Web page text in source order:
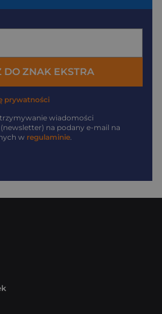
DO ZNAK EKSTRA
prywatności
wiadomości
na podany e-mail na
w regulaminie.